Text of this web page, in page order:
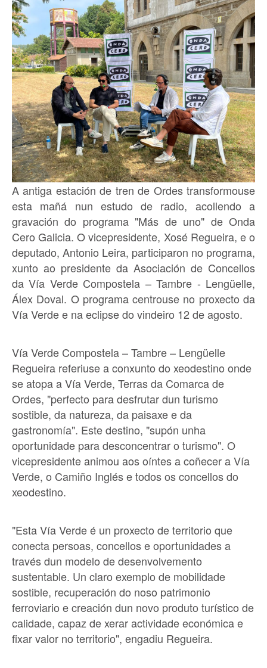
A antiga estación de tren de Ordes transformouse
esta mañá nun estudo de radio, acollendo a
gravación do programa "Más de uno" de Onda
Cero Galicia. O vicepresidente, Xosé Regueira, e o
deputado, Antonio Leira, participaron no programa,
xunto ao presidente da Asociación de Concellos
da Vía Verde Compostela – Tambre - Lengüelle,
Álex Doval. O programa centrouse no proxecto da
Vía Verde e na eclipse do vindeiro 12 de agosto.
Vía Verde Compostela – Tambre – Lengüelle
Regueira referiuse a conxunto do xeodestino onde
se atopa a Vía Verde, Terras da Comarca de
Ordes, "perfecto para desfrutar dun turismo
sostible, da natureza, da paisaxe e da
gastronomía". Este destino, "supón unha
oportunidade para desconcentrar o turismo". O
vicepresidente animou aos oíntes a coñecer a Vía
Verde, o Camiño Inglés e todos os concellos do
xeodestino.
"Esta Vía Verde é un proxecto de territorio que
conecta persoas, concellos e oportunidades a
través dun modelo de desenvolvemento
sustentable. Un claro exemplo de mobilidade
sostible, recuperación do noso patrimonio
ferroviario e creación dun novo produto turístico de
calidade, capaz de xerar actividade económica e
fixar valor no territorio", engadiu Regueira.